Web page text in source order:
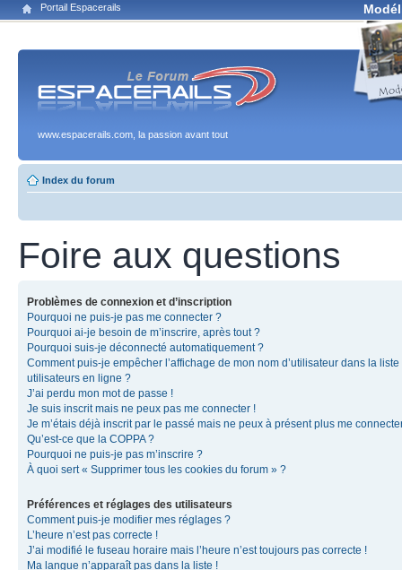
Portail Espacerails
www.espacerails.com, la passion avant tout
Index du forum
Foire aux questions
Problèmes de connexion et d’inscription
Pourquoi ne puis-je pas me connecter ?
Pourquoi ai-je besoin de m’inscrire, après tout ?
Pourquoi suis-je déconnecté automatiquement ?
Comment puis-je empêcher l’affichage de mon nom d’utilisateur dans la liste
utilisateurs en ligne ?
J’ai perdu mon mot de passe !
Je suis inscrit mais ne peux pas me connecter !
Je m’étais déjà inscrit par le passé mais ne peux à présent plus me
Qu’est-ce que la COPPA ?
Pourquoi ne puis-je pas m’inscrire ?
À quoi sert « Supprimer tous les cookies du forum » ?
Préférences et réglages des utilisateurs
Comment puis-je modifier mes réglages ?
L’heure n’est pas correcte !
J’ai modifié le fuseau horaire mais l’heure n’est toujours pas correcte !
Ma langue n’apparaît pas dans la liste !